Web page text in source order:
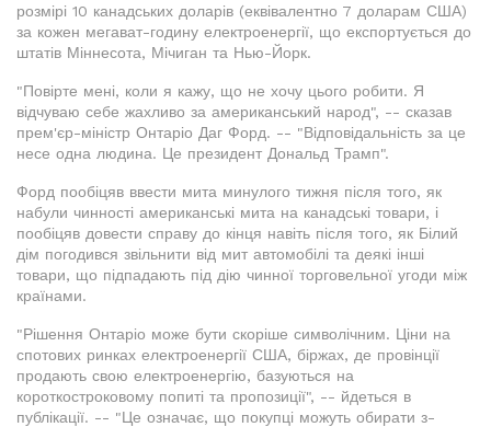
розмірі 10 канадських доларів (еквівалентно 7 доларам США)
за кожен мегават-годину електроенергії, що експортується до
штатів Міннесота, Мічиган та Нью-Йорк.
"Повірте мені, коли я кажу, що не хочу цього робити. Я
відчуваю себе жахливо за американський народ", -- сказав
прем'єр-міністр Онтаріо Даг Форд. -- "Відповідальність за це
несе одна людина. Це президент Дональд Трамп".
Форд пообіцяв ввести мита минулого тижня після того, як
набули чинності американські мита на канадські товари, і
пообіцяв довести справу до кінця навіть після того, як Білий
дім погодився звільнити від мит автомобілі та деякі інші
товари, що підпадають під дію чинної торговельної угоди між
країнами.
"Рішення Онтаріо може бути скоріше символічним. Ціни на
спотових ринках електроенергії США, біржах, де провінції
продають свою електроенергію, базуються на
короткостроковому попиті та пропозиції", -- йдеться в
публікації. -- "Це означає, що покупці можуть обирати з-